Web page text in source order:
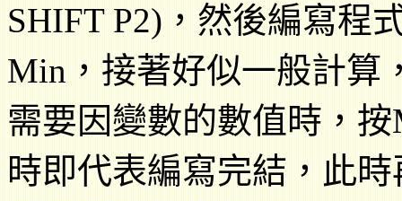
SHIFT P2)，然後編寫程
Min，接著好似一般計算
需要因變數的數值時，
時即代表編寫完結，此